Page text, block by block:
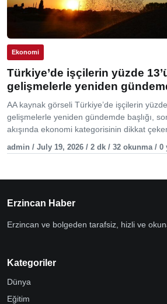
Ekonomi
Türkiye’de işçilerin yüzde
gelişmelerle yeniden
AA kaynak görseli Türkiye’de işçilerin
gelişmelerle yeniden gündemde başlığı,
akışında ekonomi kategorisinin dikkat
admin / July 19, 2026 / 2 dk / 32 okunma / 0
Erzincan Haber
Erzincan ve bolgeden tarafsiz, hizli ve
Kategoriler
Dünya
Eğitim